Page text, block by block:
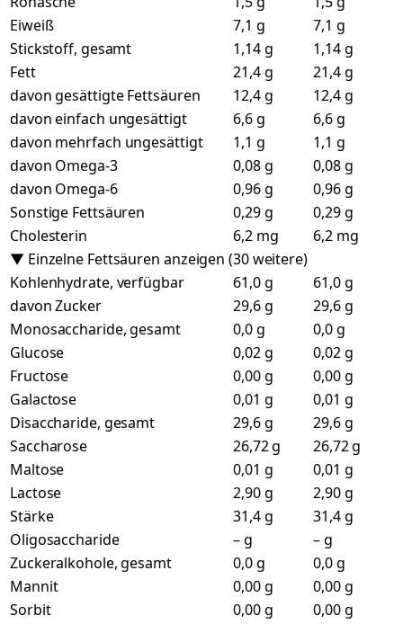
Eiweiß
7,1 g
7,1 g
Stickstoff, gesamt
1,14 g
1,14 g
Fett
21,4 g
21,4 g
davon gesättigte Fettsäuren
12,4 g
12,4 g
davon einfach ungesättigt
6,6 g
6,6 g
davon mehrfach ungesättigt
1,1 g
1,1 g
davon Omega-3
0,08 g
0,08 g
davon Omega-6
0,96 g
0,96 g
Sonstige Fettsäuren
0,29 g
0,29 g
Cholesterin
6,2 mg
6,2 mg
▼ Einzelne Fettsäuren anzeigen (30 weitere)
Kohlenhydrate, verfügbar
61,0 g
61,0 g
davon Zucker
29,6 g
29,6 g
Monosaccharide, gesamt
0,0 g
0,0 g
Glucose
0,02 g
0,02 g
Fructose
0,00 g
0,00 g
Galactose
0,01 g
0,01 g
Disaccharide, gesamt
29,6 g
29,6 g
Saccharose
26,72 g
26,72 g
Maltose
0,01 g
0,01 g
Lactose
2,90 g
2,90 g
Stärke
31,4 g
31,4 g
Oligosaccharide
– g
– g
Zuckeralkohole, gesamt
0,0 g
0,0 g
Mannit
0,00 g
0,00 g
Sorbit
0,00 g
0,00 g